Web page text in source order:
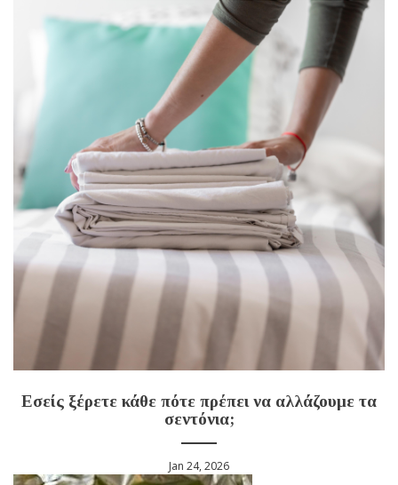
Εσείς ξέρετε κάθε πότε πρέπει να αλλάζουμε τα
σεντόνια;
Jan 24, 2026